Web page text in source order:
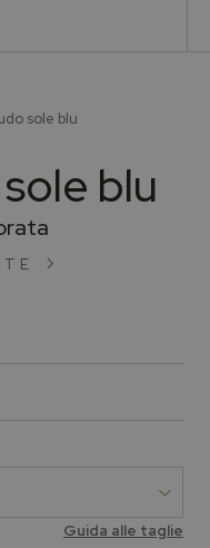
sole blu
blu
Guida alle taglie